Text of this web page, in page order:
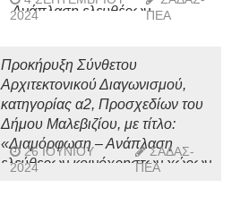
– Ανάπλαση ελευθέρων
πλατειών οικισμού Φόδελε»
2024
ΠΕΑ
Προκήρυξη Σύνθετου
Αρχιτεκτονικού Διαγωνισμού,
κατηγορίας α2, Προσχεδίων του
Δήμου Μαλεβιζίου, με τίτλο:
«Διαμόρφωση – Ανάπλαση
ελεύθερων κοινόχρηστων χώρων,
26 ΙΟΥΝΊΟΥ
2024
ΣΑΔΑΣ-
ΠΕΑ